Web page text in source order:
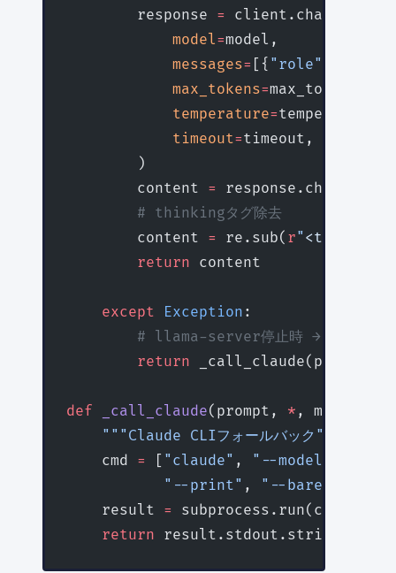
        response
=
            model
=model,
            messages
= [{ "role"
            max_tokens
=max_tokens,
            temperature
=temperature,
            timeout
=timeout,
        )
        content
= response.choices[
        # thinkingタグ除去
        content
= re.sub( r"<think>
        return
content
    except
Exception :
# llama-server停止時 → Claude
        return
_call_claude(prompt,
def _call_claude(prompt, * , model
    """Claude CLIフォールバック"""
    cmd
= [ "claude" , "--model"
           "--print"
, "--bare"
    result
= subprocess.run(cmd,
    return
result.stdout.strip()